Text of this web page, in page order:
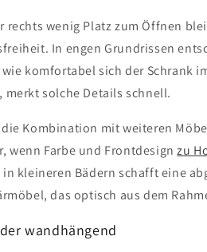
rechts wenig Platz zum Öffnen
In engen Grundrissen
wie komfortabel sich der Schrank
merkt solche Details schnell.
Kombination mit weiteren
wenn Farbe und Frontdesignzu
in kleineren Bädern schafft eine
das optisch aus dem
wandhängend